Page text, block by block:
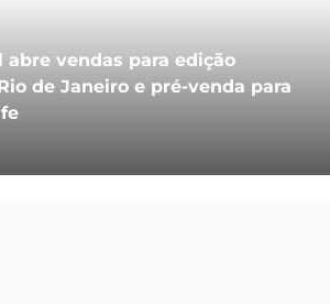
vendas para edição
de Janeiro e pré-venda para